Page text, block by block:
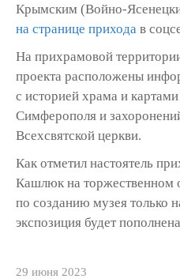
Крымским (Войно-
на странице прихода в
На прихрамовой
проекта расположены
с историей храма и
Симферополя и
Всехсвятской церкви.
Как отметил настоятель
Кашлюк на торжественном
по созданию музея только
экспозиция будет
29 июня 2023